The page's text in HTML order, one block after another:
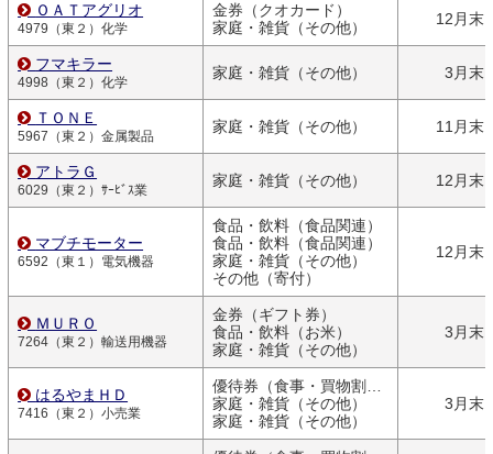
ＯＡＴアグリオ
4979（東２）化学
金券（クオカード）
家庭・雑貨（その他）
12月末
フマキラー
4998（東２）化学
家庭・雑貨（その他） 3月末
ＴＯＮＥ
5967（東２）金属製品
家庭・雑貨（その他） 11月末
アトラＧ
6029（東２）ｻｰﾋﾞｽ業
家庭・雑貨（その他） 12月末
マブチモーター
6592（東１）電気機器
食品・飲料（食品関連）
食品・飲料（食品関連）
家庭・雑貨（その他）
その他（寄付）
12月末
ＭＵＲＯ
7264（東２）輸送用機器
金券（ギフト券）
食品・飲料（お米）
家庭・雑貨（その他）
3月末
はるやまＨＤ
7416（東２）小売業
優待券（食事・買物割引券）
家庭・雑貨（その他）
家庭・雑貨（その他）
3月末